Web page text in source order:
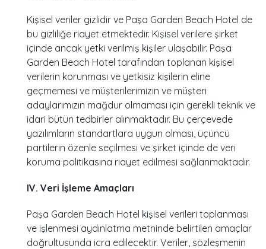
Kişisel veriler gizlidir ve Paşa Garden Beach Hotel de
bu gizliliğe riayet etmektedir. Kişisel verilere şirket
içinde ancak yetki verilmiş kişiler ulaşabilir. Paşa
Garden Beach Hotel tarafından toplanan kişisel
verilerin korunması ve yetkisiz kişilerin eline
geçmemesi ve müşterilerimizin ve müşteri
adaylarımızın mağdur olmaması için gerekli teknik ve
idari bütün tedbirler alınmaktadır. Bu çerçevede
yazılımların standartlara uygun olması, üçüncü
partilerin özenle seçilmesi ve şirket içinde de veri
koruma politikasına riayet edilmesi sağlanmaktadır.
IV. Veri İşleme Amaçları
Paşa Garden Beach Hotel kişisel verileri toplanması
ve işlenmesi aydınlatma metninde belirtilen amaçlar
doğrultusunda icra edilecektir. Veriler, sözleşmenin